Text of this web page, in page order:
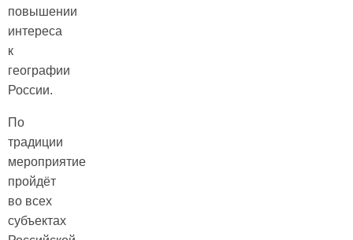
повышении
интереса
к
географии
России.
По
традиции
мероприятие
пройдёт
во всех
субъектах